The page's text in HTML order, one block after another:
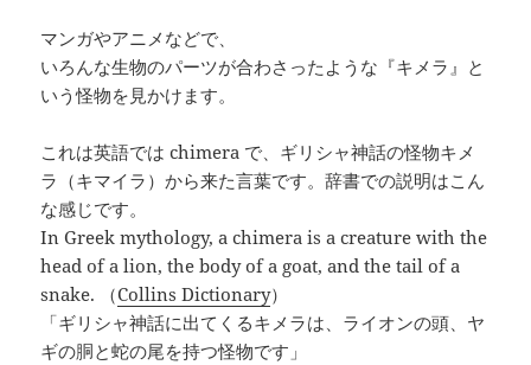
マンガやアニメなどで、
いろんな生物のパーツが合わさったような『キメラ』と
いう怪物を見かけます。
これは英語では chimera で、ギリシャ神話の怪物キメ
ラ（キマイラ）から来た言葉です。辞書での説明はこん
な感じです。
In Greek mythology, a chimera is a creature with the
head of a lion, the body of a goat, and the tail of a
snake. （Collins Dictionary）
「ギリシャ神話に出てくるキメラは、ライオンの頭、ヤ
ギの胴と蛇の尾を持つ怪物です」